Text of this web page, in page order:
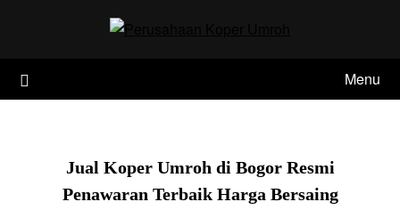
Menu
Jual Koper Umroh di Bogor Resmi
Penawaran Terbaik Harga Bersaing